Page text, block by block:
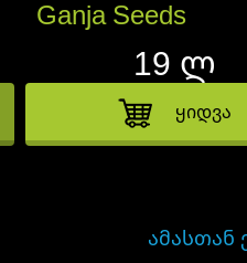
Ganja Seeds
19 ლ
ყიდვა